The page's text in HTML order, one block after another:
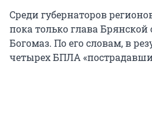
Среди губернаторов
пока только глава Брянской
Богомаз. По его словам, в
четырех БПЛА